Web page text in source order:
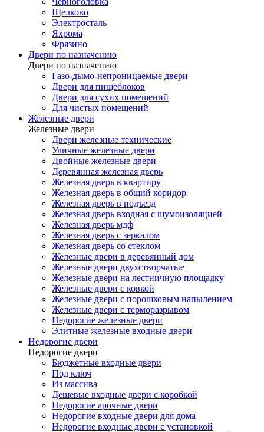
Щелково
Электросталь
Яхрома
Фрязино
Двери по назначению
Двери по назначению
Газо-дымо-непроницаемые двери
Двери для пищеблоков
Двери для сухих помещений
Для чистых помещений
Железные двери
Железные двери
Двери железные технические
Уличные железные двери
Двойные железные двери
Деревянная железная дверь
Железная дверь в квартиру
Железная дверь в общий коридор
Железная дверь в подъезд
Железная дверь входная с шумоизоляцией
Железная дверь мдф
Железная дверь с зеркалом
Железная дверь со стеклом
Железные двери в деревянный дом
Железные двери двухстворчатые
Железные двери на лестничную площадку
Железные двери с ковкой
Железные двери с порошковым напылением
Железные двери с терморазрывом
Недорогие железные двери
Элитные железные входные двери
Недорогие двери
Недорогие двери
Бюджетные входные двери
Под ключ
Из массива
Дешевые входные двери с коробкой
Недорогие арочные двери
Недорогие входные двери для дома
Недорогие входные двери с установкой